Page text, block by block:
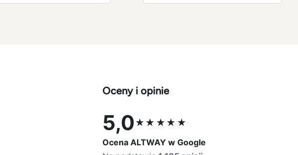
Oceny i opinie
5,0★★★★★
Ocena 5,0 na 5
Ocena ALTWAY w Google